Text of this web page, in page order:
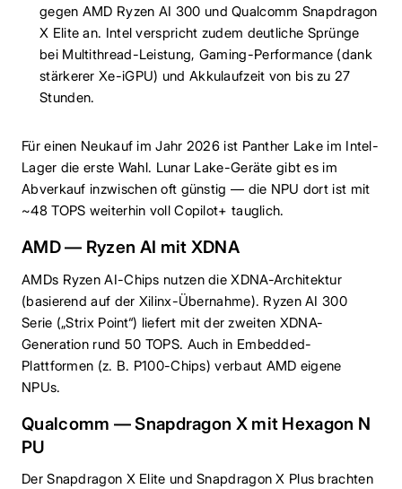
gegen AMD Ryzen AI 300 und Qualcomm Snapdragon
X Elite an. Intel verspricht zudem deutliche Sprünge
bei Multithread-Leistung, Gaming-Performance (dank
stärkerer Xe-iGPU) und Akkulaufzeit von bis zu 27
Stunden.
Für einen Neukauf im Jahr 2026 ist Panther Lake im Intel-
Lager die erste Wahl. Lunar Lake-Geräte gibt es im
Abverkauf inzwischen oft günstig — die NPU dort ist mit
~48 TOPS weiterhin voll Copilot+ tauglich.
AMD — Ryzen AI mit XDNA
AMDs Ryzen AI-Chips nutzen die XDNA-Architektur
(basierend auf der Xilinx-Übernahme). Ryzen AI 300
Serie („Strix Point“) liefert mit der zweiten XDNA-
Generation rund 50 TOPS. Auch in Embedded-
Plattformen (z. B. P100-Chips) verbaut AMD eigene
NPUs.
Qualcomm — Snapdragon X mit Hexagon N
PU
Der Snapdragon X Elite und Snapdragon X Plus brachten